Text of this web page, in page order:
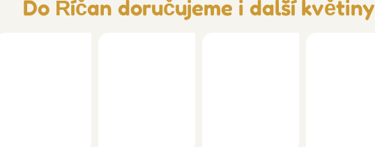
Do Říčan doručujeme i další květiny